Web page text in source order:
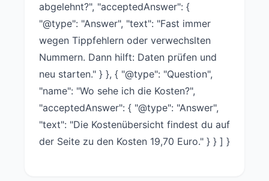
abgelehnt?", "acceptedAnswer": {
"@type": "Answer", "text": "Fast immer
wegen Tippfehlern oder verwechslten
Nummern. Dann hilft: Daten prüfen und
neu starten." } }, { "@type": "Question",
"name": "Wo sehe ich die Kosten?",
"acceptedAnswer": { "@type": "Answer",
"text": "Die Kostenübersicht findest du auf
der Seite zu den Kosten 19,70 Euro." } } ] }